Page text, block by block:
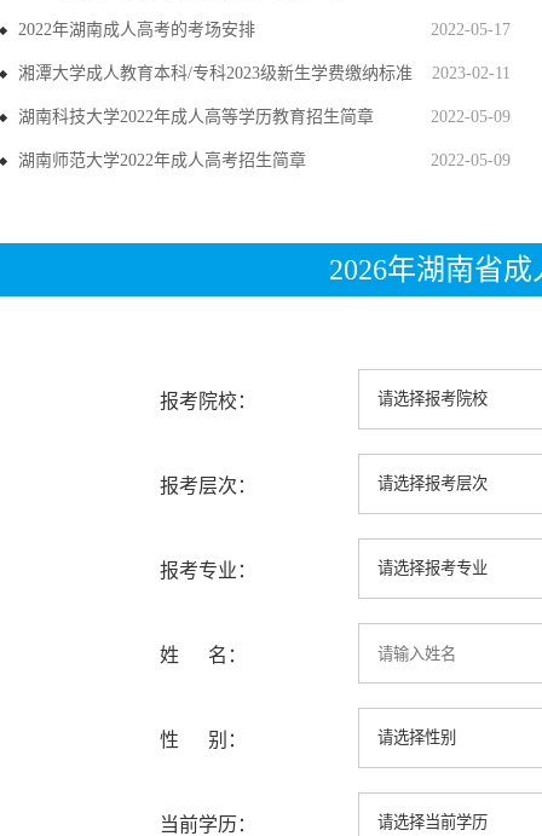
2022-05-17
2022年湖南成人高考的考场安排
2023-02-11
湘潭大学成人教育本科/专科2023级新生学费缴纳标准
2022-05-09
湖南科技大学2022年成人高等学历教育招生简章
2022-05-09
湖南师范大学2022年成人高考招生简章
2026年湖南省
报考院校：
报考层次：
报考专业：
姓 名：
性 别：
当前学历：